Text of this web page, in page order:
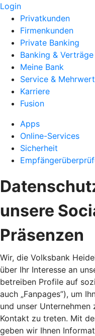
Login
Privatkunden
Firmenkunden
Private Banking
Banking & Verträge
Meine Bank
Service &
Karriere
Fusion
Apps
Online-Services
Sicherheit
unsere
Präsenzen
Wir, die Volksbank
über Ihr Interesse an
betreiben Profile auf
auch „Fanpages”), um
und unser
Kontakt zu treten. Mit
geben wir Ihnen